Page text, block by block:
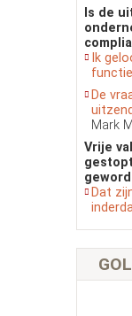
Is de
Ik
De
Mark
Vrije
Dat